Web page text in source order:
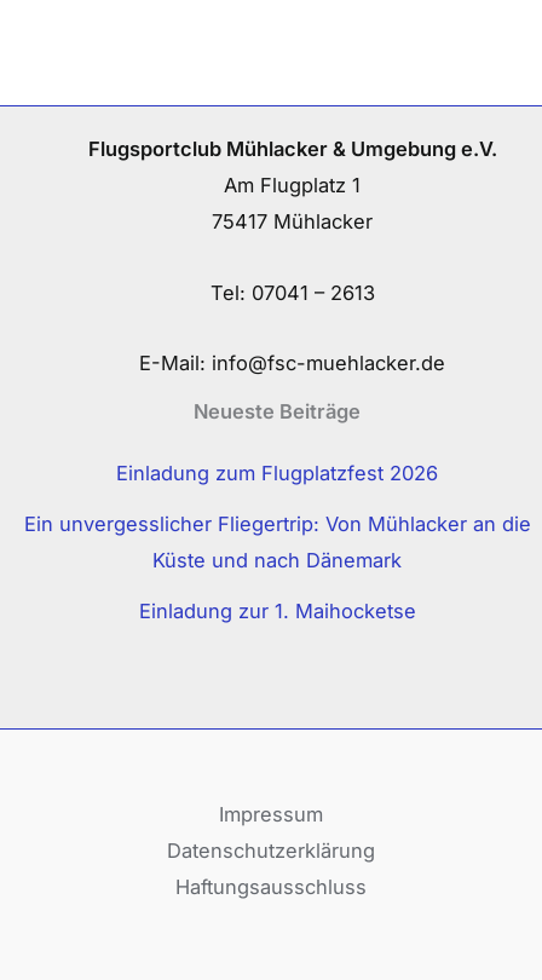
Flugsportclub Mühlacker & Umgebung e.V.
Am Flugplatz 1
75417 Mühlacker
Tel: 07041 – 2613
E-Mail: info@fsc-muehlacker.de
Neueste Beiträge
Einladung zum Flugplatzfest 2026
Ein unvergesslicher Fliegertrip: Von Mühlacker an die
Küste und nach Dänemark
Einladung zur 1. Maihocketse
Impressum
Datenschutzerklärung
Haftungsausschluss